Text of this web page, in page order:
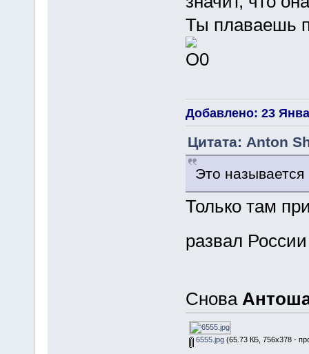
Ты плаваешь
Добавлено: 23
Цитата: Anton
Это называется
Только там
развал
Снова
6555.jpg(65.73 КБ, 756x378 -